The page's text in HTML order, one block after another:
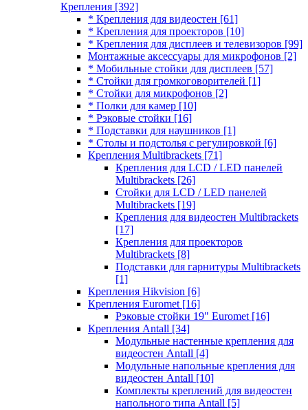
Крепления [392]
* Крепления для видеостен [61]
* Крепления для проекторов [10]
* Крепления для дисплеев и телевизоров [99]
Монтажные аксессуары для микрофонов [2]
* Мобильные стойки для дисплеев [57]
* Стойки для громкоговорителей [1]
* Стойки для микрофонов [2]
* Полки для камер [10]
* Рэковые стойки [16]
* Подставки для наушников [1]
* Столы и подстолья с регулировкой [6]
Крепления Multibrackets [71]
Крепления для LCD / LED панелей
Multibrackets [26]
Стойки для LCD / LED панелей
Multibrackets [19]
Крепления для видеостен Multibrackets
[17]
Крепления для проекторов
Multibrackets [8]
Подставки для гарнитуры Multibrackets
[1]
Крепления Hikvision [6]
Крепления Euromet [16]
Рэковые стойки 19" Euromet [16]
Крепления Antall [34]
Модульные настенные крепления для
видеостен Antall [4]
Модульные напольные крепления для
видеостен Antall [10]
Комплекты креплений для видеостен
напольного типа Antall [5]